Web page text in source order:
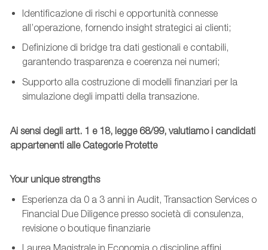
Identificazione di rischi e opportunità connesse
all’operazione, fornendo insight strategici ai clienti;
Definizione di bridge tra dati gestionali e contabili,
garantendo trasparenza e coerenza nei numeri;
Supporto alla costruzione di modelli finanziari per la
simulazione degli impatti della transazione.
Ai sensi degli artt. 1 e 18, legge 68/99, valutiamo i candidati
appartenenti alle Categorie Protette
Your unique strengths
Esperienza da 0 a 3 anni in Audit, Transaction Services o
Financial Due Diligence presso società di consulenza,
revisione o boutique finanziarie